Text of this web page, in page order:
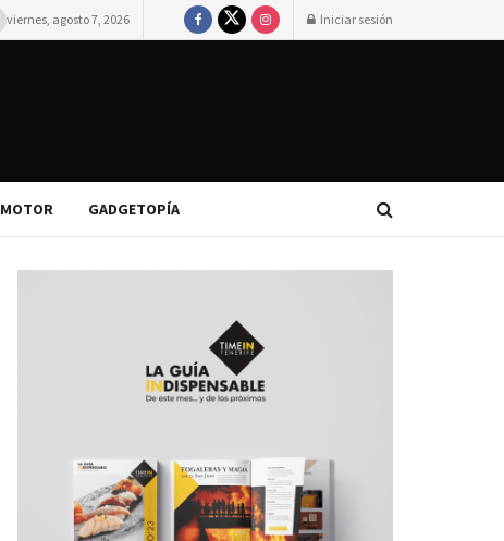
viernes, agosto 7, 2026 Iniciar sesión
MOTOR GADGETOPÍA